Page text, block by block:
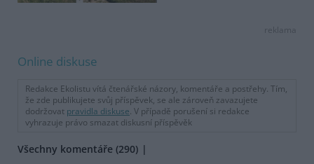
reklama
Online diskuse
Redakce Ekolistu vítá čtenářské názory, komentáře a postřehy. Tím,
že zde publikujete svůj příspěvek, se ale zároveň zavazujete
dodržovat pravidla diskuse. V případě porušení si redakce
vyhrazuje právo smazat diskusní příspěvěk
Všechny komentáře (290)